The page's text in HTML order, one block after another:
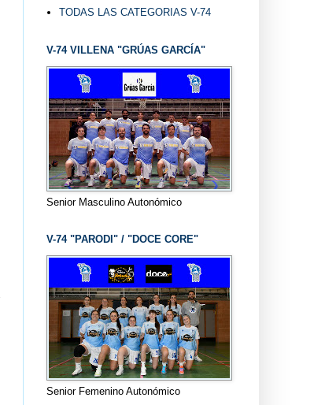
TODAS LAS CATEGORIAS V-74
V-74 VILLENA "GRÚAS GARCÍA"
Senior Masculino Autonómico
V-74 "PARODI" / "DOCE CORE"
Senior Femenino Autonómico